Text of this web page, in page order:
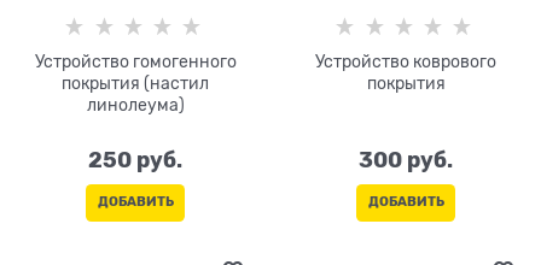
Устройство гомогенного
покрытия (настил
линолеума)
250 руб.
ДОБАВИТЬ
Устройство коврового
покрытия
300 руб.
ДОБАВИТЬ